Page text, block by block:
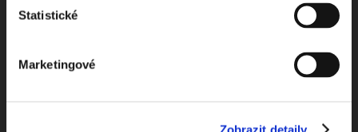
Statistické
Marketingové
Zobrazit detaily